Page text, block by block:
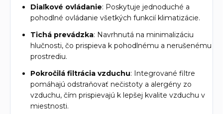
Diaľkové ovládanie: Poskytuje jednoduché a
pohodlné ovládanie všetkých funkcií klimatizácie.
Tichá prevádzka: Navrhnutá na minimalizáciu
hlučnosti, čo prispieva k pohodlnému a nerušenému
prostrediu.
Pokročilá filtrácia vzduchu: Integrované filtre
pomáhajú odstraňovať nečistoty a alergény zo
vzduchu, čím prispievajú k lepšej kvalite vzduchu v
miestnosti.